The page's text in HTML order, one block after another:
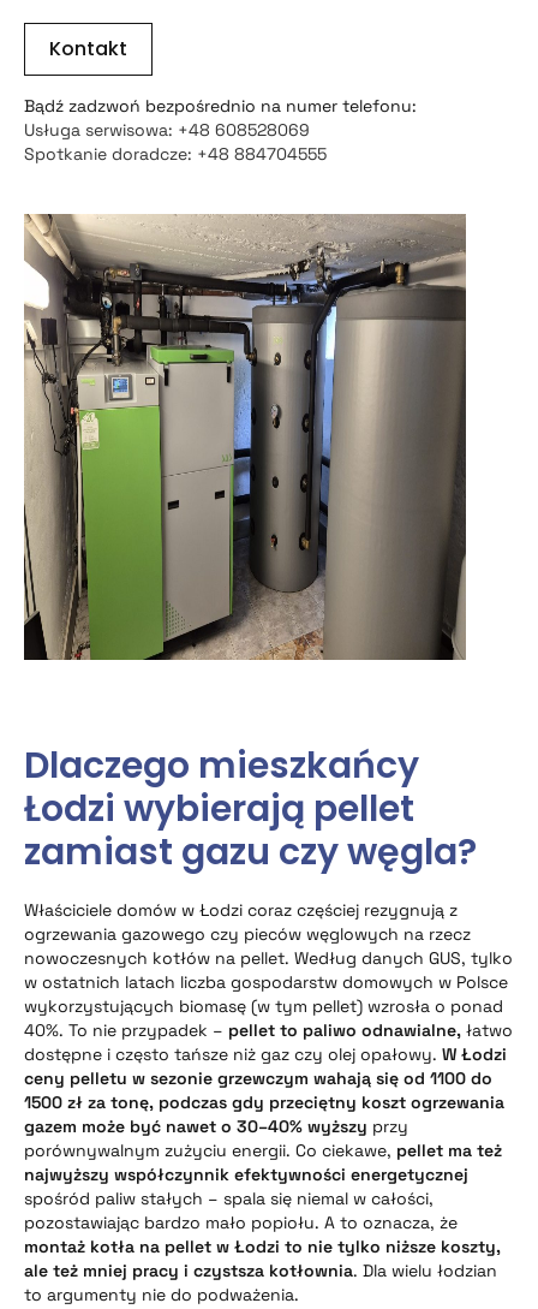
Kontakt
Bądź zadzwoń bezpośrednio na numer telefonu:
Usługa serwisowa: +48 608528069
Spotkanie doradcze: +48 884704555
Dlaczego mieszkańcy
Łodzi wybierają pellet
zamiast gazu czy węgla?
Właściciele domów w Łodzi coraz częściej rezygnują z
ogrzewania gazowego czy pieców węglowych na rzecz
nowoczesnych kotłów na pellet. Według danych GUS, tylko
w ostatnich latach liczba gospodarstw domowych w Polsce
wykorzystujących biomasę (w tym pellet) wzrosła o ponad
40%. To nie przypadek – pellet to paliwo odnawialne, łatwo
dostępne i często tańsze niż gaz czy olej opałowy. W Łodzi
ceny pelletu w sezonie grzewczym wahają się od 1100 do
1500 zł za tonę, podczas gdy przeciętny koszt ogrzewania
gazem może być nawet o 30–40% wyższy przy
porównywalnym zużyciu energii. Co ciekawe, pellet ma też
najwyższy współczynnik efektywności energetycznej
spośród paliw stałych – spala się niemal w całości,
pozostawiając bardzo mało popiołu. A to oznacza, że
montaż kotła na pellet w Łodzi to nie tylko niższe koszty,
ale też mniej pracy i czystsza kotłownia. Dla wielu łodzian
to argumenty nie do podważenia.